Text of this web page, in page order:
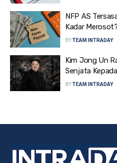
NFP AS
Kadar
BYTEAM INTRADAY
Kim Jong Un
Senjata
BYTEAM INTRADAY